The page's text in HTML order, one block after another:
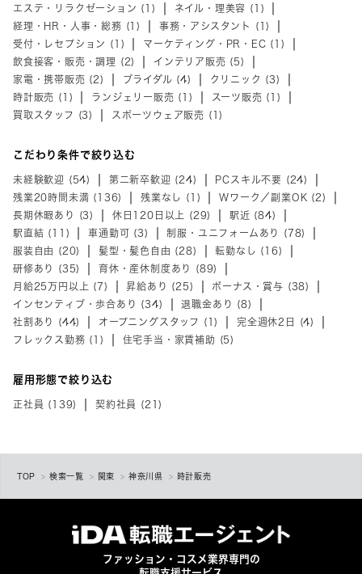
エステ・リラクゼーション (1)
ネイル・理美容 (1)
経理・HR・人事・総務 (1)
事務・アシスタント (1)
受付・レセプション (1)
マーケティング・PR・EC (1)
飲食接客・販売・調理 (2)
インテリア販売 (5)
家電・携帯販売 (2)
ブライダル (4)
クリニック (3)
時計販売 (1)
ランジェリー販売 (1)
スーツ販売 (1)
買取スタッフ (3)
スポーツウェア販売 (1)
こだわり条件で絞り込む
未経験歓迎 (54) 第二新卒歓迎 (24)
PCスキル不要 (24)
残業20時間未満 (136)
残業なし (1)
Wワーク／副業OK (2)
長期休暇あり (3)
休日120日以上 (29)
駅近 (84)
駅直結 (11)
車通勤可 (3)
制服・ユニフォームあり (78)
服装自由 (20)
髪型・髪色自由 (28)
転勤なし (16)
研修あり (35)
育休・産休制度あり (89)
月給25万円以上 (7)
昇給あり (25)
ボーナス・賞与 (38)
インセンティブ・歩合あり (34)
退職金あり (8)
社割あり (44)
オープニングスタッフ (1)
完全週休2日 (4)
フレックス勤務 (1)
住宅手当・家賃補助 (5)
雇用形態で絞り込む
正社員 (139) 契約社員 (21)
TOP 検索一覧 関東 神奈川県 時計販売
ファッション・コスメ業界専門の